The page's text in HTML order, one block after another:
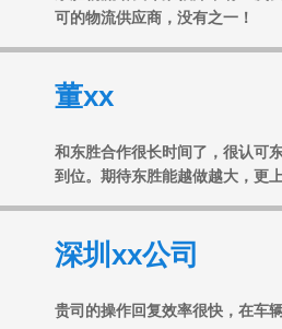
到位。期待东胜能越做越大，更